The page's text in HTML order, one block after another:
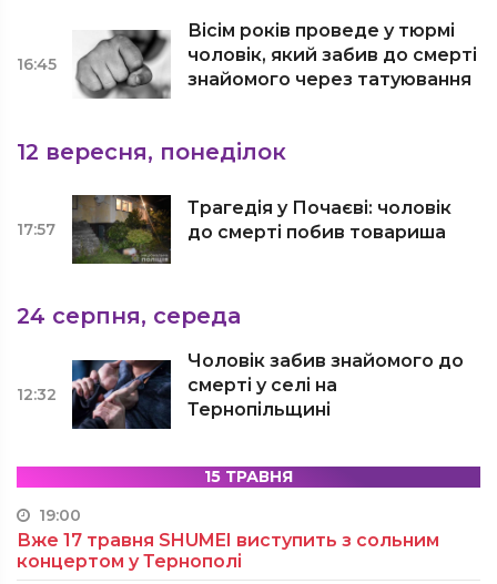
16:45
Вісім років проведе у тюрмі
чоловік, який забив до смерті
знайомого через татуювання
12 вересня, понеділок
17:57
Трагедія у Почаєві: чоловік
до смерті побив товариша
24 серпня, середа
12:32
Чоловік забив знайомого до
смерті у селі на
Тернопільщині
15 ТРАВНЯ
19:00
Вже 17 травня SHUMEI виступить з сольним
концертом у Тернополі